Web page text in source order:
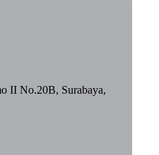
II No.20B, Surabaya,